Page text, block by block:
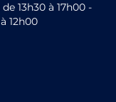
13h30 à 17h00 -
12h00